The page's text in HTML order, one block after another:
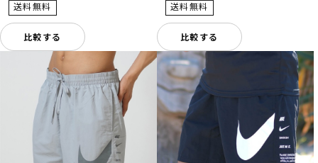
ムラサキスポーツ 公式アプリ
ポイント・クーポンもこのアプリで！
比較する 比較する